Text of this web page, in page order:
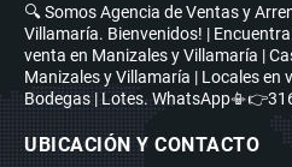
🔍 Somos Agencia de Ventas y
Villamaría. Bienvenidos! |
venta en Manizales y Villamaría |
Manizales y Villamaría | Locales en
Bodegas | Lotes.
UBICACIÓN Y CONTACTO